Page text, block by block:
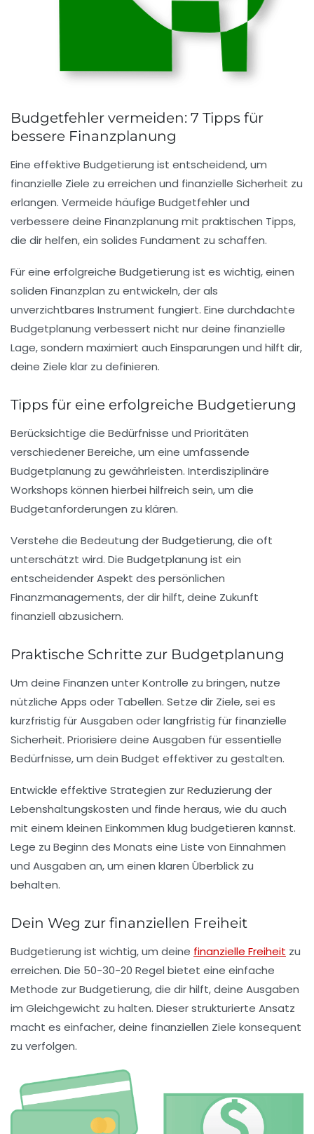
Budgetfehler vermeiden: 7 Tipps für
bessere Finanzplanung
Eine effektive Budgetierung ist entscheidend, um
finanzielle Ziele zu erreichen und finanzielle Sicherheit zu
erlangen. Vermeide häufige Budgetfehlerund
verbessere deine Finanzplanung mit praktischen Tipps,
die dir helfen, ein solides Fundament zu schaffen.
Für eine erfolgreiche Budgetierung ist es wichtig, einen
soliden Finanzplan zu entwickeln, der als
unverzichtbares Instrument fungiert. Eine durchdachte
Budgetplanung verbessert nicht nur deine finanzielle
Lage, sondern maximiert auch Einsparungen und hilft dir,
deine Ziele klar zu definieren.
Tipps für eine erfolgreiche Budgetierung
Berücksichtige die Bedürfnisse und Prioritäten
verschiedener Bereiche, um eine umfassende
Budgetplanung zu gewährleisten. Interdisziplinäre
Workshops können hierbei hilfreich sein, um die
Budgetanforderungen zu klären.
Verstehe die Bedeutung derBudgetierung, die oft
unterschätzt wird. Die Budgetplanung ist ein
entscheidender Aspekt des persönlichen
Finanzmanagements, der dir hilft, deine Zukunft
finanziell abzusichern.
Praktische Schritte zur Budgetplanung
Um deine Finanzen unter Kontrolle zu bringen, nutze
nützliche Apps oder Tabellen. Setze dir Ziele, sei es
kurzfristig für Ausgaben oder langfristig für finanzielle
Sicherheit. Priorisiere deine Ausgaben für essentielle
Bedürfnisse, um dein Budget effektiver zu gestalten.
Entwickle effektive Strategien zurReduzierung der
Lebenshaltungskosten und finde heraus, wie du auch
mit einem kleinen Einkommen klug budgetieren kannst.
Lege zu Beginn des Monats eine Liste von Einnahmen
und Ausgaben an, um einen klaren Überblick zu
behalten.
Dein Weg zur finanziellen Freiheit
Budgetierung ist wichtig, um deine finanzielle Freiheit zu
erreichen. Die 50-30-20 Regel bietet eine einfache
Methode zur Budgetierung, die dir hilft, deine Ausgaben
im Gleichgewicht zu halten. Dieser strukturierte Ansatz
macht es einfacher, deine finanziellen Ziele konsequent
zu verfolgen.